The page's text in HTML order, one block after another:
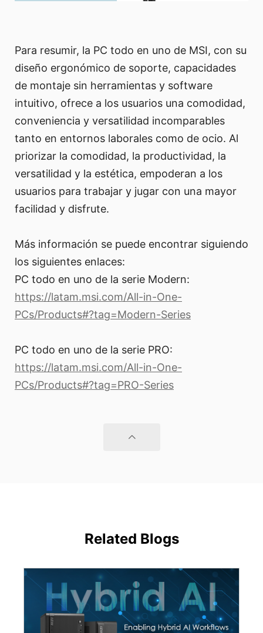
Para resumir, la PC todo en uno de MSI, con su
diseño ergonómico de soporte, capacidades
de montaje sin herramientas y software
intuitivo, ofrece a los usuarios una comodidad,
conveniencia y versatilidad incomparables
tanto en entornos laborales como de ocio. Al
priorizar la comodidad, la productividad, la
versatilidad y la estética, empoderan a los
usuarios para trabajar y jugar con una mayor
facilidad y disfrute.
Más información se puede encontrar siguiendo
los siguientes enlaces:
PC todo en uno de la serie Modern:
https://latam.msi.com/All-in-One-
PCs/Products#?tag=Modern-Series
PC todo en uno de la serie PRO:
https://latam.msi.com/All-in-One-
PCs/Products#?tag=PRO-Series
Related Blogs